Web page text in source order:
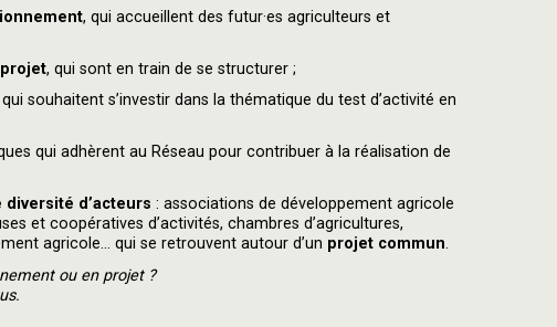
, qui accueillent des futur·es agriculteurs et
, qui sont en train de se structurer ;
souhaitent s’investir dans la thématique du test d’activité en
qui adhèrent au Réseau pour contribuer à la réalisation de
diversité d’acteurs : associations de développement agricole
et coopératives d’activités, chambres d’agricultures,
agricole... qui se retrouvent autour d’un projet commun.
ou en projet ?